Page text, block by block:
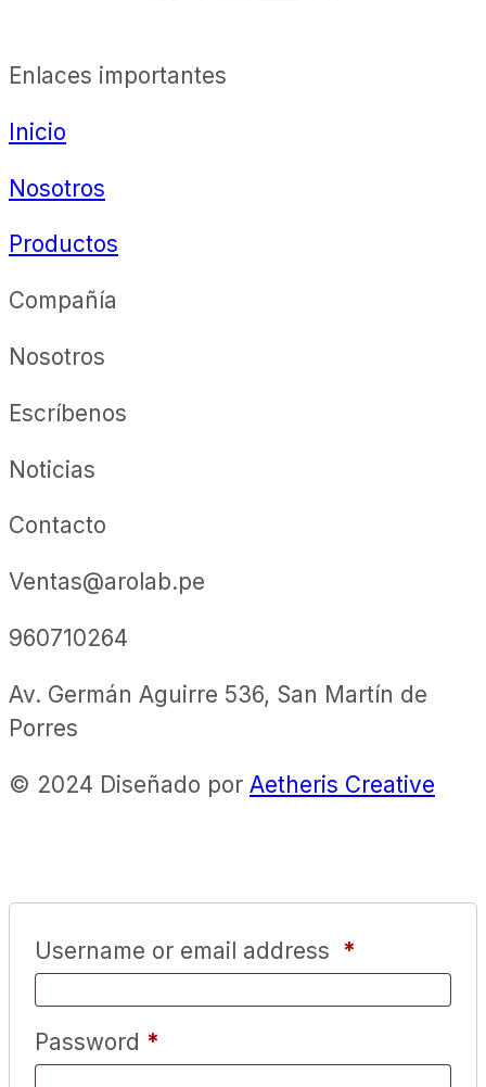
Enlaces importantes
Inicio
Nosotros
Productos
Compañía
Nosotros
Escríbenos
Noticias
Contacto
Ventas@arolab.pe
960710264
Av. Germán Aguirre 536, San Martín de
Porres
© 2024 Diseñado por Aetheris Creative
Username or email address *
Password *